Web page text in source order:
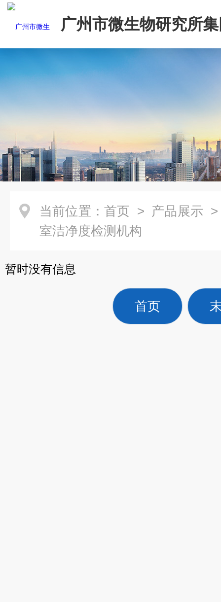
广州市微生物研究所
有限公司
当前位置： 首页 > 产品展示
室洁净度检测机构
暂时没有信息
首页